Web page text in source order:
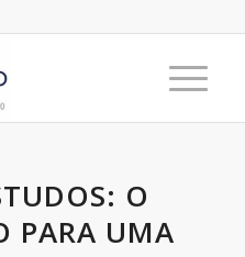
O
PARA UMA